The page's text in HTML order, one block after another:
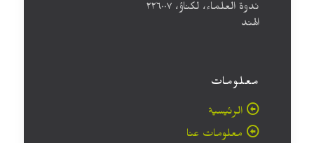
ندوة العلماء، لكناؤ، ۲۲٦۰۰۷
الهند
معلومات
الرئيسية
معلومات عنا